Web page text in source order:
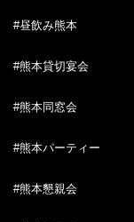
#昼飲み熊本
#熊本貸切宴会
#熊本同窓会
#熊本パーティー
#熊本懇親会